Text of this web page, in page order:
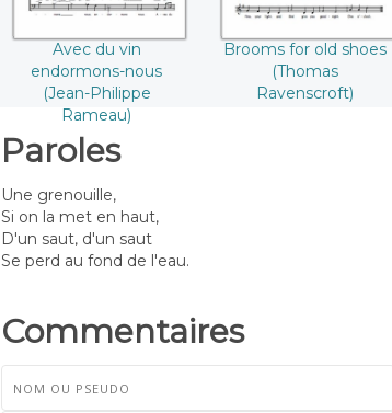
Avec du vin
endormons-nous
(Jean-Philippe
Rameau)
Brooms for old shoes
(Thomas
Ravenscroft)
Paroles
Une grenouille,
Si on la met en haut,
D'un saut, d'un saut
Se perd au fond de l'eau.
Commentaires